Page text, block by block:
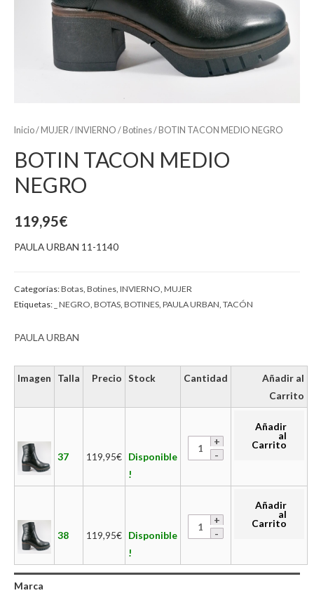
Inicio/ MUJER / INVIERNO / Botines/ BOTIN TACON MEDIO NEGRO
BOTIN TACON MEDIO
NEGRO
119,95€
PAULA URBAN 11-1140
Categorías:Botas Botines INVIERNO MUJER
Etiquetas: _ NEGRO BOTAS BOTINES PAULA URBAN TACÓN
PAULA URBAN
Imagen Talla Precio Stock Cantidad
Añadir al
Carrito
37 119,95€ Disponible
!
Añadir
al
Carrito
38 119,95€ Disponible
!
Añadir
al
Carrito
Marca